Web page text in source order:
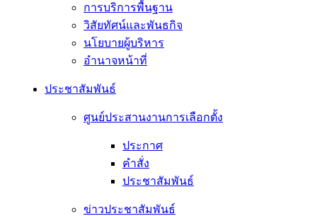
การบริการพื้นฐาน
วิสัยทัศน์และพันธกิจ
นโยบายผู้บริหาร
อํานาจหน้าที่
ประชาสัมพันธ์
ศูนย์ประสานงานการเลือกตั้ง
ประกาศ
คำสั่ง
ประชาสัมพันธ์
ข่าวประชาสัมพันธ์